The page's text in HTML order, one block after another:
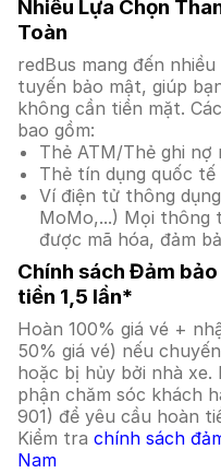
Nhiều Lựa Chọn
Toàn
redBus mang đến
tuyến bảo mật, giúp
không cần tiền mặt.
bao gồm:
Thẻ ATM/Thẻ ghi nợ
Thẻ tín dụng quốc tế
Ví điện tử thông
MoMo,...) Mọi thông
được mã hóa, đảm
Chính sách Đảm
tiền 1,5 lần*
Hoàn 100% giá vé +
50% giá vé) nếu
hoặc bị hủy bởi nhà xe.
phận chăm sóc khách
901) để yêu cầu hoàn
Kiểm tra chính sách
Nam